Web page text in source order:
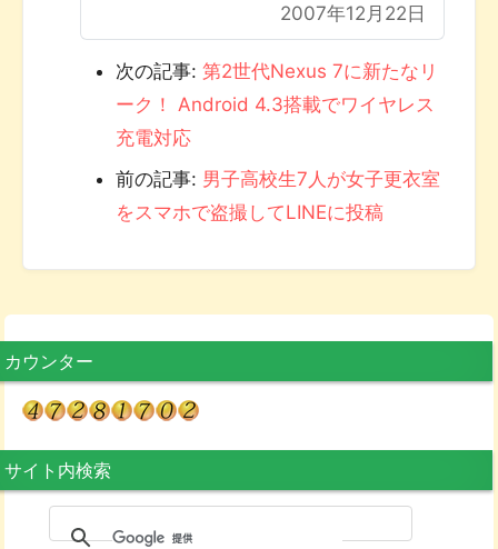
2007年12月22日
次の記事: 第2世代Nexus 7に新たなリ
ーク！ Android 4.3搭載でワイヤレス
充電対応
前の記事: 男子高校生7人が女子更衣室
をスマホで盗撮してLINEに投稿
カウンター
サイト内検索